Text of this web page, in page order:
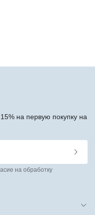
на первую покупку на
на обработку